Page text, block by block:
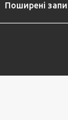
Поширені